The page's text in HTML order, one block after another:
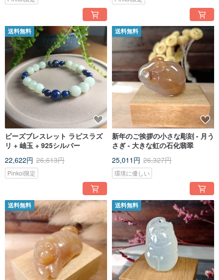
送料無料
ビーズブレスレット ラピスラズ
リ + 岫玉 + 925シルバー
22,622円 26,613円
Pinkoi限定
送料無料
新年のご挨拶の小さな彫刻 - 月う
さぎ - 大きな虹の石化翡翠
25,011円 26,327円
環境に優しい
送料無料 送料無料